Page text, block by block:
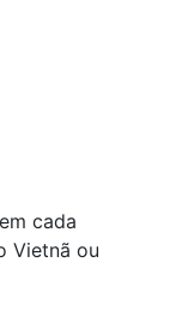
cada
Vietnã ou